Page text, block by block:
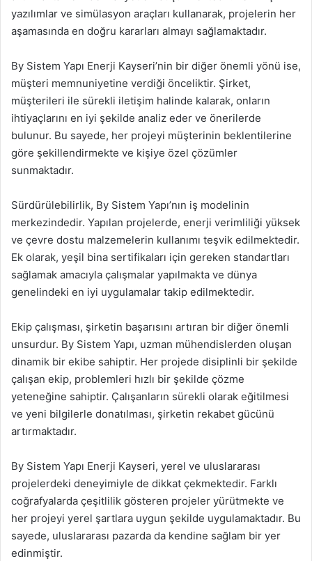
yazılımlar ve simülasyon araçları kullanarak, projelerin her
aşamasında en doğru kararları almayı sağlamaktadır.
By Sistem Yapı Enerji Kayseri’nin bir diğer önemli yönü ise,
müşteri memnuniyetine verdiği önceliktir. Şirket,
müşterileri ile sürekli iletişim halinde kalarak, onların
ihtiyaçlarını en iyi şekilde analiz eder ve önerilerde
bulunur. Bu sayede, her projeyi müşterinin beklentilerine
göre şekillendirmekte ve kişiye özel çözümler
sunmaktadır.
Sürdürülebilirlik, By Sistem Yapı’nın iş modelinin
merkezindedir. Yapılan projelerde, enerji verimliliği yüksek
ve çevre dostu malzemelerin kullanımı teşvik edilmektedir.
Ek olarak, yeşil bina sertifikaları için gereken standartları
sağlamak amacıyla çalışmalar yapılmakta ve dünya
genelindeki en iyi uygulamalar takip edilmektedir.
Ekip çalışması, şirketin başarısını artıran bir diğer önemli
unsurdur. By Sistem Yapı, uzman mühendislerden oluşan
dinamik bir ekibe sahiptir. Her projede disiplinli bir şekilde
çalışan ekip, problemleri hızlı bir şekilde çözme
yeteneğine sahiptir. Çalışanların sürekli olarak eğitilmesi
ve yeni bilgilerle donatılması, şirketin rekabet gücünü
artırmaktadır.
By Sistem Yapı Enerji Kayseri, yerel ve uluslararası
projelerdeki deneyimiyle de dikkat çekmektedir. Farklı
coğrafyalarda çeşitlilik gösteren projeler yürütmekte ve
her projeyi yerel şartlara uygun şekilde uygulamaktadır. Bu
sayede, uluslararası pazarda da kendine sağlam bir yer
edinmiştir.